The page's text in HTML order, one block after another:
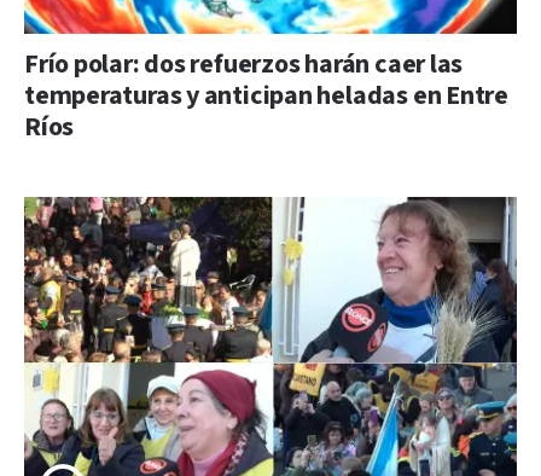
Frío polar: dos refuerzos harán caer las
temperaturas y anticipan heladas en Entre
Ríos